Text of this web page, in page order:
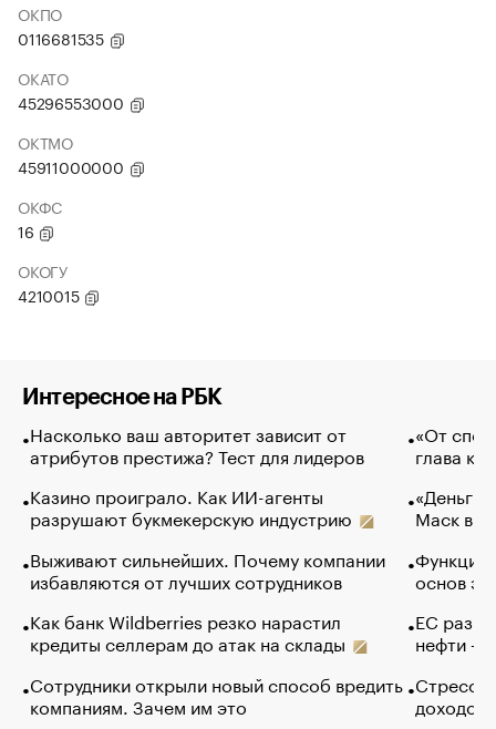
ОКПО
0116681535
ОКАТО
45296553000
ОКТМО
45911000000
ОКФС
16
ОКОГУ
4210015
Интересное на РБК
Насколько ваш авторитет зависит от
атрибутов престижа? Тест для лидеров
Казино проиграло. Как ИИ-агенты
разрушают букмекерскую индустрию
Выживают сильнейших. Почему компании
избавляются от лучших сотрудников
Как банк Wildberries резко нарастил
кредиты селлерам до атак на склады
Сотрудники открыли новый способ вредить
компаниям. Зачем им это
«От
глава
«Деньги
Маск в
Функции
основ
ЕС
нефти —
Стресс
доходов